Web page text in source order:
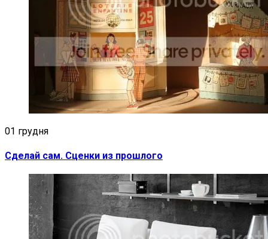
01 грудня
Сделай сам. Сценки из прошлого